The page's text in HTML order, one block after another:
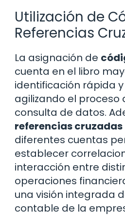
Utilización de
Referencias
La asignación de
cuenta en el libro
identificación rápida
agilizando el proceso
consulta de datos.
referencias cruzadas
diferentes cuentas
establecer
interacción entre
operaciones
una visión integrada
contable de la